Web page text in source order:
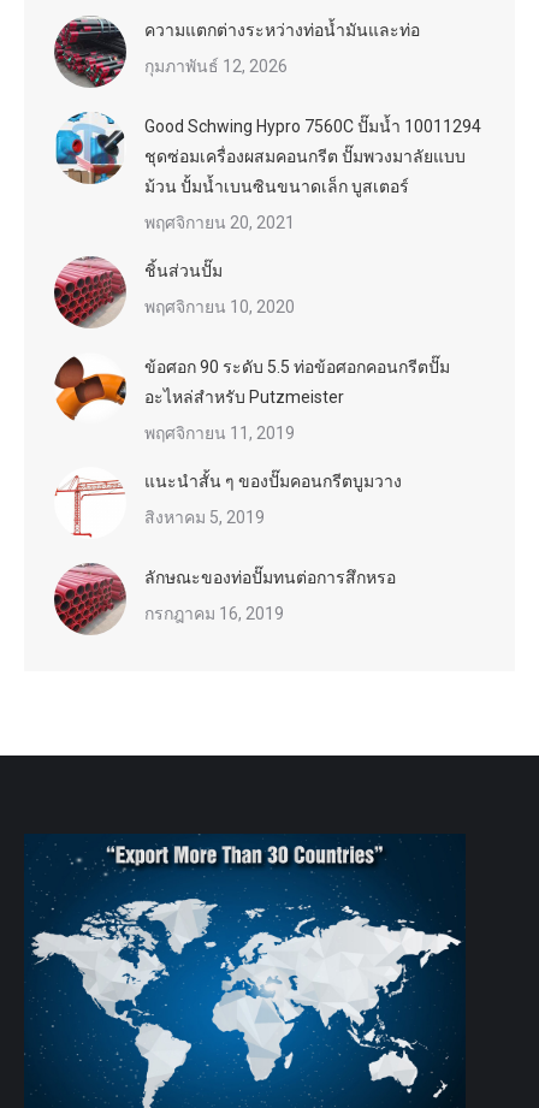
ความแตกต่างระหว่างท่อน้ำมันและท่อ
กุมภาพันธ์ 12, 2026
Good Schwing Hypro 7560C ปั๊มน้ำ 10011294
ชุดซ่อมเครื่องผสมคอนกรีต ปั๊มพวงมาลัยแบบ
ม้วน ปั้มน้ำเบนซินขนาดเล็ก บูสเตอร์
พฤศจิกายน 20, 2021
ชิ้นส่วนปั๊ม
พฤศจิกายน 10, 2020
ข้อศอก 90 ระดับ 5.5 ท่อข้อศอกคอนกรีตปั๊ม
อะไหล่สำหรับ Putzmeister
พฤศจิกายน 11, 2019
แนะนำสั้น ๆ ของปั๊มคอนกรีตบูมวาง
สิงหาคม 5, 2019
ลักษณะของท่อปั๊มทนต่อการสึกหรอ
กรกฎาคม 16, 2019